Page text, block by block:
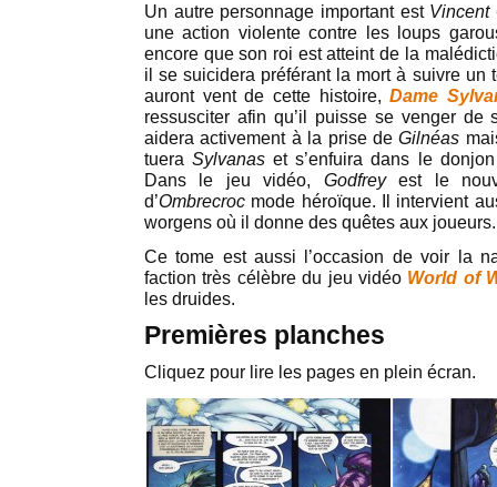
Un autre personnage important est Vincent
une action violente contre les loups
encore que son roi est atteint de la
il se suicidera préférant la mort à suivre un
auront vent de cette histoire,Dame
ressusciter afin qu’il puisse se venger de
aidera activement à la prise deGilnéas
tueraSylvanaset s’enfuira dans le donjon
Dans le jeu vidéo, Godfreyest le
d’Ombrecroc mode héroïque. Il intervient
worgens où il donne des quêtes aux joueurs.
Ce tome est aussi l’occasion de voir la
faction très célèbre du jeu vidéo World of
les druides.
Premières planches
Cliquez pour lire les pages en plein écran.